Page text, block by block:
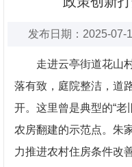
发布日期：2025-
走进云亭街道花山
落有致，庭院整洁，道
开。这里曾是典型的“老
农房翻建的示范点。朱
力推进农村住房条件改